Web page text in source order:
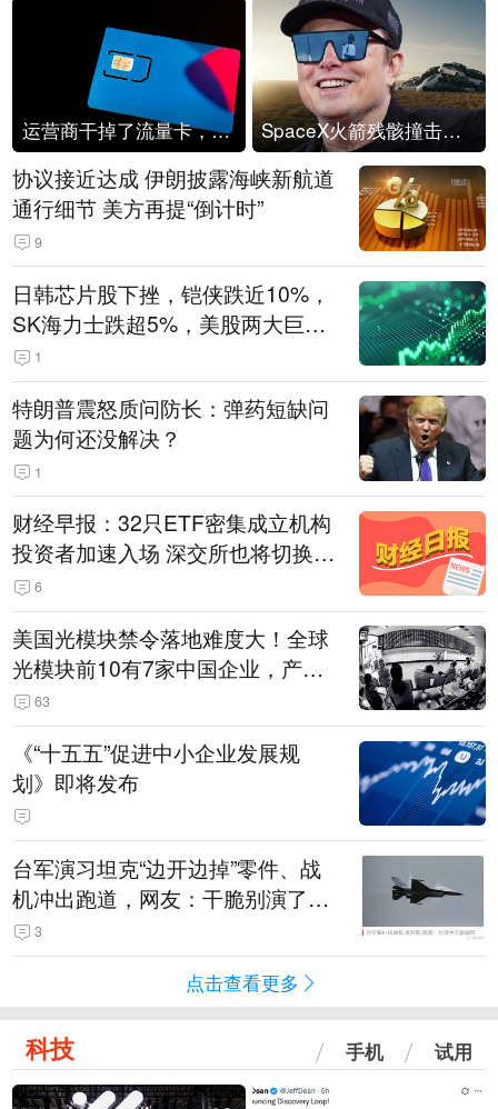
运营商干掉了流量卡，他们真的玩不起了 SpaceX火箭残骸撞击月球
协议接近达成 伊朗披露海峡新航道
通行细节 美方再提“倒计时”
9
日韩芯片股下挫，铠侠跌近10%，
SK海力士跌超5%，美股两大巨头
遭遇业绩杀
1
特朗普震怒质问防长：弹药短缺问
题为何还没解决？
1
财经早报：32只ETF密集成立机构
投资者加速入场 深交所也将切换交
易线路
6
美国光模块禁令落地难度大！全球
光模块前10有7家中国企业，产业
界人士：想“脱钩”并不容易
63
《“十五五”促进中小企业发展规
划》即将发布
台军演习坦克“边开边掉”零件、战
机冲出跑道，网友：干脆别演了，
没有一次没有笑话发生
3
点击查看更多
科技 手机 试用